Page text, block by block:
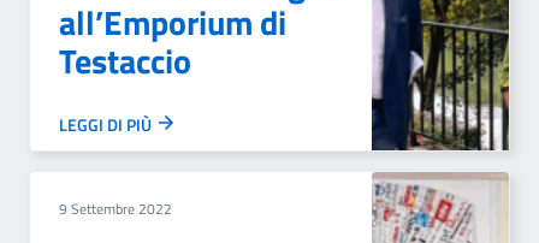
all’Emporium di
Testaccio
LEGGI DI PIÙ
9 Settembre 2022